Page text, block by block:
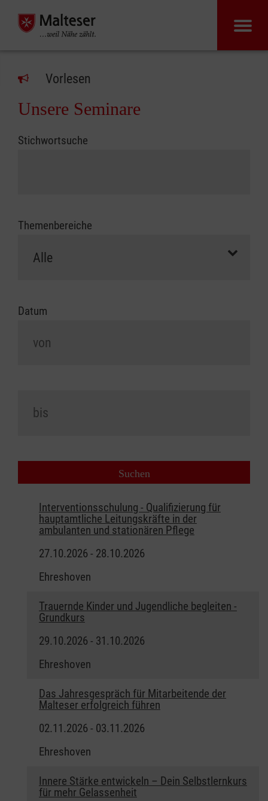
Vorlesen
Unsere Seminare
Stichwortsuche
Themenbereiche
Datum
Interventionsschulung - Qualifizierung für
hauptamtliche Leitungskräfte in der
ambulanten und stationären Pflege
27.10.2026 - 28.10.2026
Ehreshoven
Trauernde Kinder und Jugendliche begleiten -
Grundkurs
29.10.2026 - 31.10.2026
Ehreshoven
Das Jahresgespräch für Mitarbeitende der
Malteser erfolgreich führen
02.11.2026 - 03.11.2026
Ehreshoven
Innere Stärke entwickeln – Dein Selbstlernkurs
für mehr Gelassenheit